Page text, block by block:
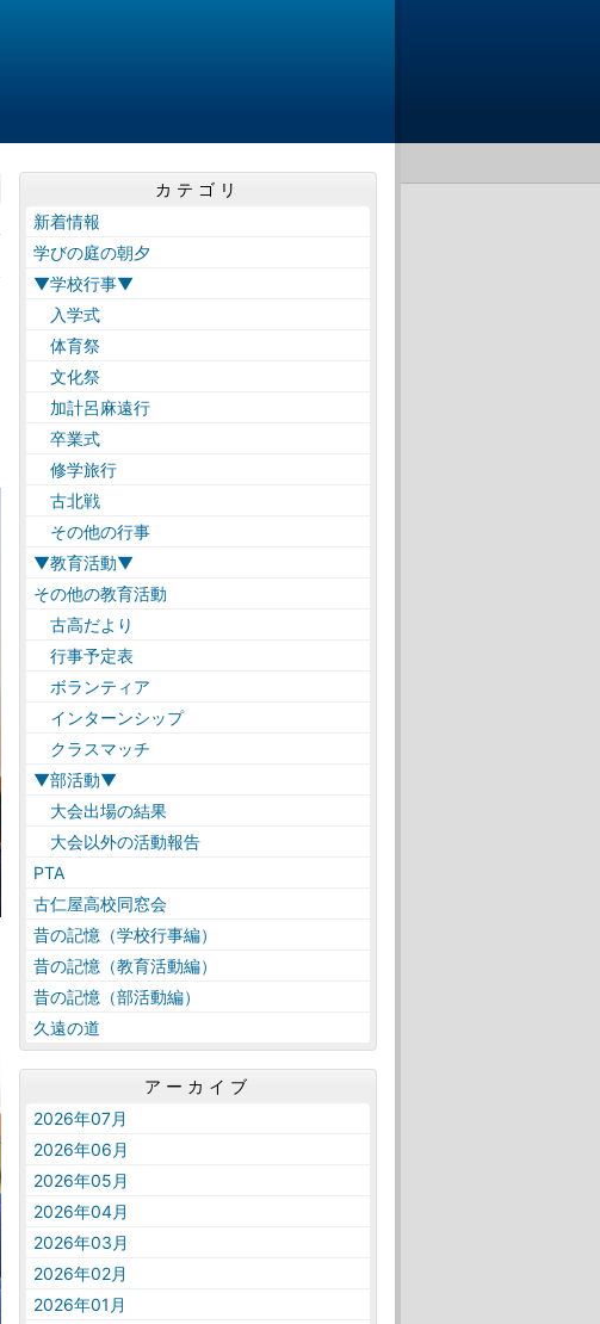
カテゴリ
新着情報
学びの庭の朝夕
▼学校行事▼
入学式
体育祭
文化祭
加計呂麻遠行
卒業式
修学旅行
古北戦
その他の行事
▼教育活動▼
その他の教育活動
古高だより
行事予定表
ボランティア
インターンシップ
クラスマッチ
▼部活動▼
大会出場の結果
大会以外の活動報告
PTA
古仁屋高校同窓会
昔の記憶（学校行事編）
昔の記憶（教育活動編）
昔の記憶（部活動編）
久遠の道
アーカイブ
2026年07月
2026年06月
2026年05月
2026年04月
2026年03月
2026年02月
2026年01月